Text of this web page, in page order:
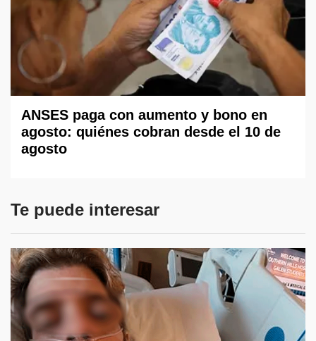
ANSES paga con aumento y bono en
agosto: quiénes cobran desde el 10 de
agosto
Te puede interesar